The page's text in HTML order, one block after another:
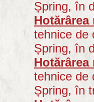
Șpring, în
Hotărârea
tehnice de
Șpring, în
Hotărârea
tehnice de
Șpring, în